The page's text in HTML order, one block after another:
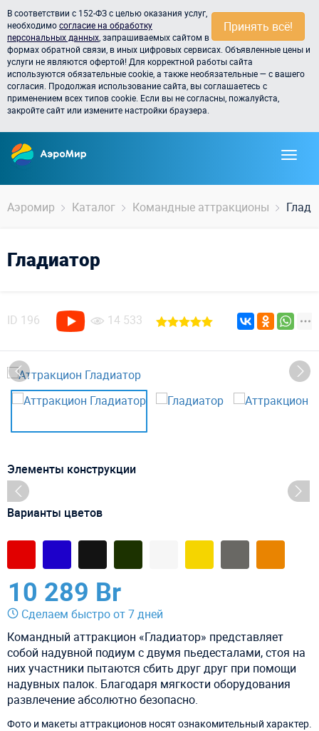
Принять всё!
В соответствии с 152-ФЗ с целью оказания услуг,
необходимосогласие на обработку
персональных данных , запрашиваемых сайтом в
формах обратной связи, в иных цифровых сервисах. Объявленные цены и
услуги не являются офертой! Для корректной работы сайта
используются обязательные cookie, а также необязательные — с вашего
согласия. Продолжая использование сайта, вы соглашаетесь с
применением всех типов cookie. Если вы не согласны, пожалуйста,
закройте сайт или измените настройки браузера.
Аэромир Каталог Командные аттракционы
Гладиатор
ID 196 14 533
Элементы конструкции
Варианты цветов
10 289 Br
Сделаем быстро от 7 дней
Командный аттракцион «Гладиатор» представляет
собой надувной подиум с двумя пьедесталами, стоя на
них участники пытаются сбить друг друг при помощи
надувных палок. Благодаря мягкости оборудования
развлечение абсолютно безопасно.
Фото и макеты аттракционов носят ознакомительный характер.